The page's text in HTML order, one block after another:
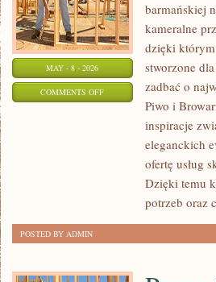
MAY - 8 - 2026
COMMENTS OFFON
CIEKAWOSTKI
barmańskiej
kameralne
dzięki którym
stworzone
zadbać o
Piwo i
inspiracje
eleganckich
ofertę usług
Dzięki temu
potrzeb oraz
POSTED BY ADMIN